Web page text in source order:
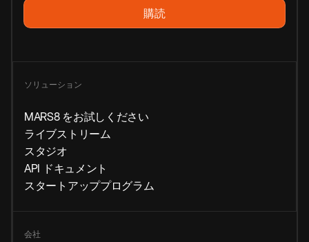
ソリューション
MARS8 をお試しください
ライブストリーム
スタジオ
API ドキュメント
スタートアッププログラム
会社